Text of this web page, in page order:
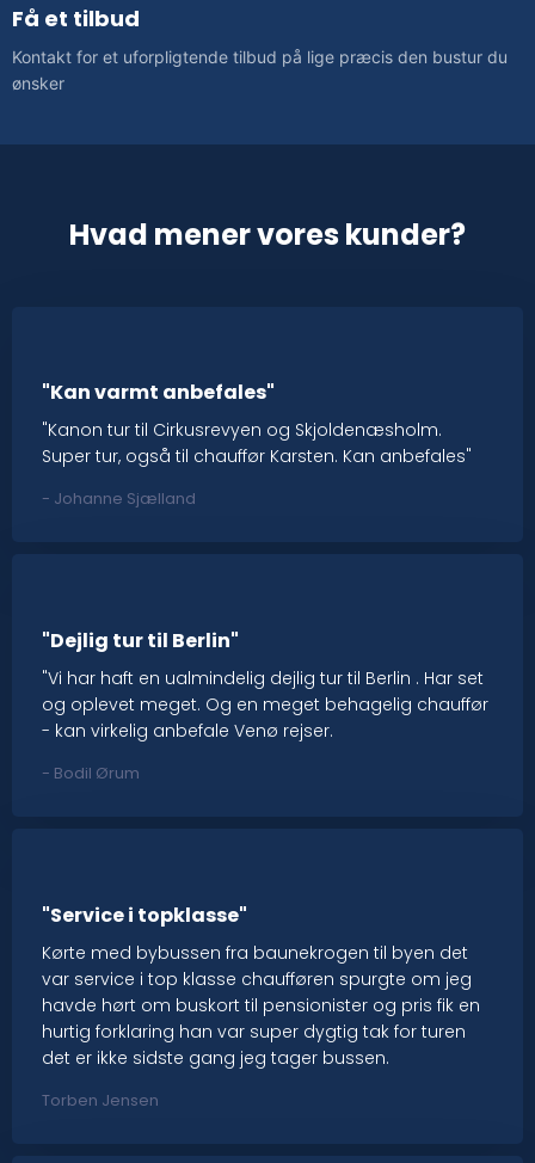
Få et tilbud
Kontakt for et uforpligtende tilbud på lige præcis den bustur du
ønsker
Hvad mener vores kunder?
"Kan varmt anbefales"
"Kanon tur til Cirkusrevyen og Skjoldenæsholm.
Super tur, også til chauffør Karsten. Kan anbefales"
​- Johanne Sjælland
"Dejlig tur til Berlin"
"Vi har haft en ualmindelig dejlig tur til Berlin . Har set
og oplevet meget. Og en meget behagelig chauffør
- kan virkelig anbefale Venø rejser.
- Bodil Ørum​
"Service i topklasse"
Kørte med bybussen fra baunekrogen til byen det
var service i top klasse chaufføren spurgte om jeg
havde hørt om buskort til pensionister og pris fik en
hurtig forklaring han var super dygtig tak for turen
det er ikke sidste gang jeg tager bussen.
Torben Jensen